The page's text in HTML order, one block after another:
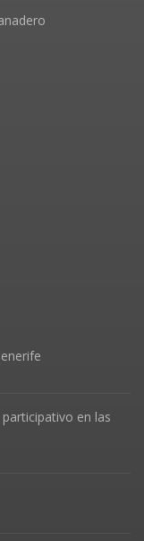
en las